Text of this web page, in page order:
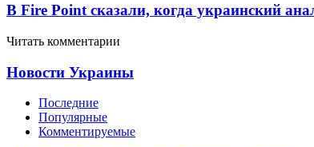
В Fire Point сказали, когда украинский
Читать комментарии
Новости Украины
Последние
Популярные
Комментируемые